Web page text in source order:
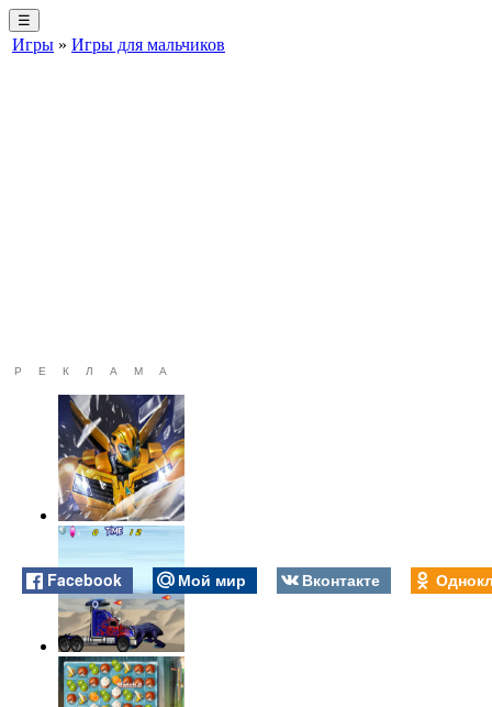
☰
Игры » Игры для мальчиков
РЕКЛАМА
Facebook Мой мир Вконтакте